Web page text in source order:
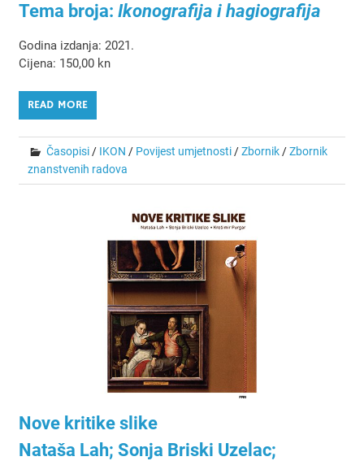
Tema broja: Ikonografija i hagiografija
Godina izdanja: 2021.
Cijena: 150,00 kn
READ MORE
Časopisi/ IKON / Povijest umjetnosti/Zbornik/Zbornik
znanstvenih radova
Nove kritike slike
Nataša Lah; Sonja Briski Uzelac;